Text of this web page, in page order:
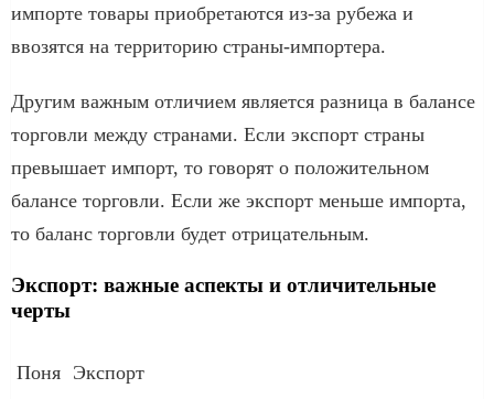
импорте товары приобретаются из-за рубежа и
ввозятся на территорию страны-импортера.
Другим важным отличием является разница в балансе
торговли между странами. Если экспорт страны
превышает импорт, то говорят о положительном
балансе торговли. Если же экспорт меньше импорта,
то баланс торговли будет отрицательным.
Экспорт: важные аспекты и отличительные
черты
Поня Экспорт